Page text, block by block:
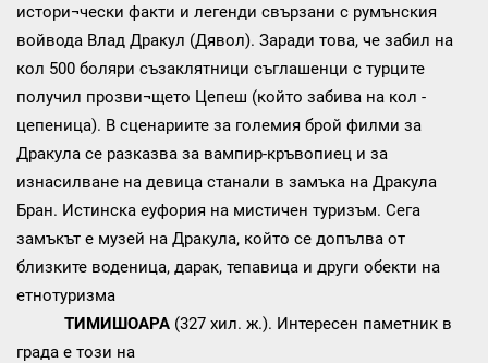
истори¬чески факти и легенди свързани с румънския
войвода Влад Дракул (Дявол). Заради това, че забил на
кол 500 боляри съзаклятници съглашенци с турците
получил прозви¬щето Цепеш (който забива на кол -
цепеница). В сценариите за големия брой филми за
Дракула се разказва за вампир-кръвопиец и за
изнасилване на девица станали в замъка на Дракула
Бран. Истинска еуфория на мистичен туризъм. Сега
замъкът е музей на Дракула, който се допълва от
близките воденица, дарак, тепавица и други обекти на
етнотуризма
ТИМИШОАРА (327 хил. ж.). Интересен паметник в
града е този на